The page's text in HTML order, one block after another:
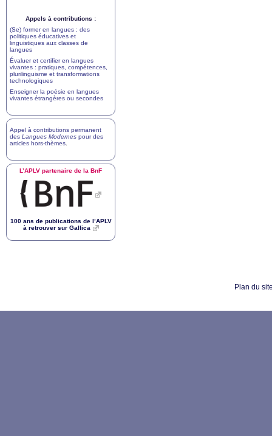
Appels à contributions :
(Se) former en langues : des
politiques éducatives et
linguistiques aux classes de
langues
Évaluer et certifier en langues
vivantes : pratiques, compétences,
plurilinguisme et transformations
technologiques
Enseigner la poésie en langues
vivantes étrangères ou secondes
Appel à contributions permanent
des Langues Modernes pour des
articles hors-thèmes
L’APLV partenaire de la BnF
100 ans de publications de l’APLV
à retrouver sur Gallica
Plan du